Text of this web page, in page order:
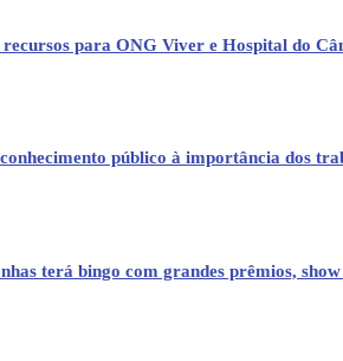
para ONG Viver e Hospital do
público à importância dos
terá bingo com grandes prêmios,